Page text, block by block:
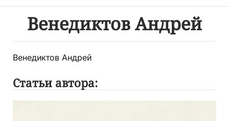
Венедиктов Андрей
Венедиктов Андрей
Статьи автора: